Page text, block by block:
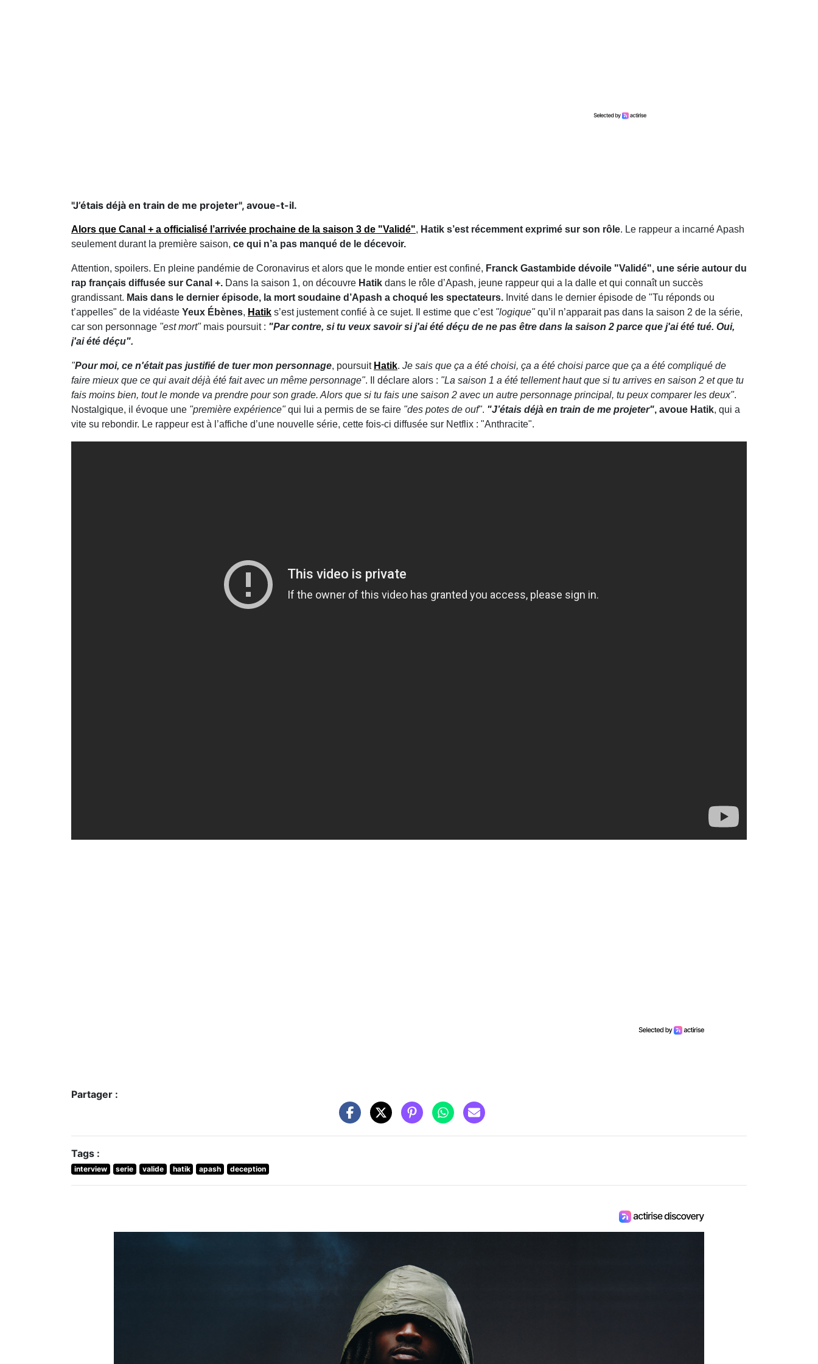
"J’étais déjà en train de me projeter", avoue-t-il.
Alors que Canal + a officialisé l’arrivée prochaine de la saison 3 de "Validé", Hatik s’est récemment exprimé sur son rôle. Le rappeur a incarné Apash
seulement durant la première saison, ce qui n’a pas manqué de le décevoir.
Attention, spoilers. En pleine pandémie de Coronavirus et alors que le monde entier est confiné, Franck Gastambide dévoile "Validé", une série autour du
rap français diffusée sur Canal +. Dans la saison 1, on découvre Hatik dans le rôle d’Apash, jeune rappeur qui a la dalle et qui connaît un succès
grandissant. Mais dans le dernier épisode, la mort soudaine d’Apash a choqué les spectateurs. Invité dans le dernier épisode de "Tu réponds ou
t’appelles" de la vidéaste Yeux Ébènes, Hatik s’est justement confié à ce sujet. Il estime que c’est "logique"qu’il n’apparait pas dans la saison 2 de la série,
car son personnage "est mort"mais poursuit : "Par contre, si tu veux savoir si j'ai été déçu de ne pas être dans la saison 2 parce que j'ai été tué. Oui,
j'ai été déçu".
"Pour moi, ce n'était pas justifié de tuer mon personnage, poursuit Hatik. Je sais que ça a été choisi, ça a été choisi parce que ça a été compliqué de
faire mieux que ce qui avait déjà été fait avec un même personnage". Il déclare alors : "La saison 1 a été tellement haut que si tu arrives en saison 2 et que tu
fais moins bien, tout le monde va prendre pour son grade. Alors que si tu fais une saison 2 avec un autre personnage principal, tu peux comparer les deux".
Nostalgique, il évoque une "première expérience"qui lui a permis de se faire "des potes de ouf". "J’étais déjà en train de me projeter", avoue Hatik, qui a
vite su rebondir. Le rappeur est à l’affiche d’une nouvelle série, cette fois-ci diffusée sur Netflix : "Anthracite".
Partager :
Tags :
interview serie valide hatik apash deception